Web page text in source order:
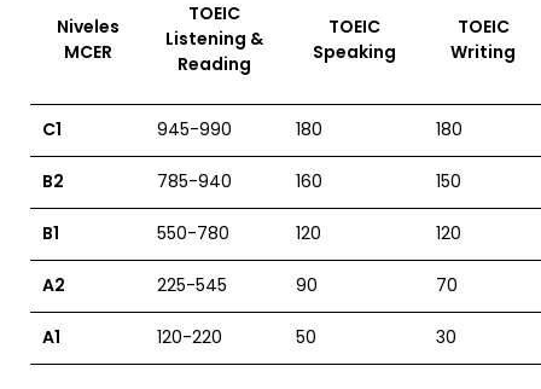
Niveles
MCER
TOEIC
Listening &
Reading
TOEIC
Speaking
TOEIC
Writing
C1 945-990 180 180
B2 785-940 160 150
B1 550-780 120 120
A2 225-545 90 70
A1 120-220 50 30